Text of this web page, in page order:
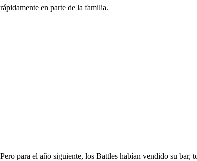
rápidamente en parte de la familia.
Pero para el año siguiente, los Battles habían vendido su